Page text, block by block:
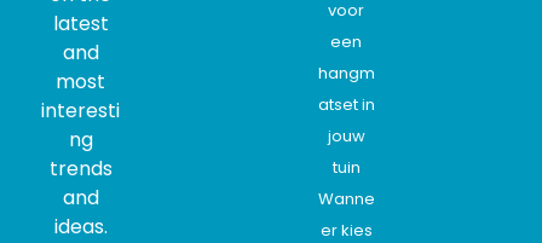
latest
and
most
interesti
ng
trends
and
ideas.
voor
een
hangm
atset in
jouw
tuin
Wanne
er kies